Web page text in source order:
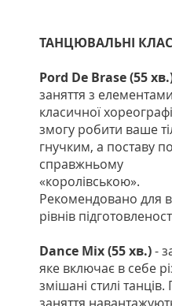
ТАНЦЮВАЛЬНІ
Pord De Brase (55
заняття з елементами
класичної
змогу робити ваше
гнучким, а поставу
справжньому
«королівською».
Рекомендовано для
рівнів
Dance Mix (55 хв.)-
яке включає в себе
змішані стилі танців.